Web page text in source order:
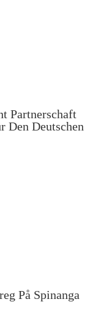
Partnerschaft
Den Deutschen
På Spinanga